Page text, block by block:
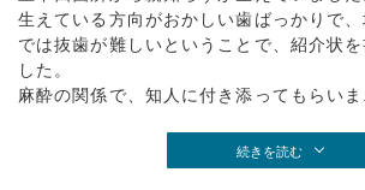
生えている方向がおかしい歯ばっかりで
では抜歯が難しいということで、紹介状
した。
麻酔の関係で、知人に付き添ってもらいま
続きを読む